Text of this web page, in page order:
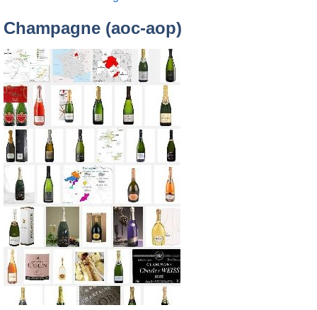
Champagne (aoc-aop)